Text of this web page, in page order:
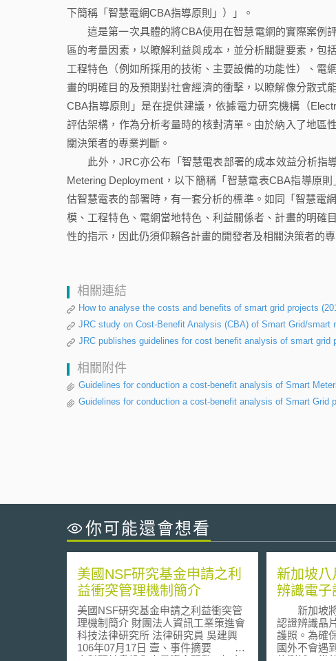
下簡稱「智慧電網CBA指導原則」）」。
這是第一次具體的將CBA使用在智慧電網的實際案例
區的考量因素，以瞭解利益與成本，並分析關鍵要素，包
工程特色（例如所採用的技術、主要設備的功能性）、電
畫的明確目的及預期對社會經濟的衝擊，以瞭解像分散式
CBA指導原則」是在提供建議，依據電力研究機構（
評估架構，作為分析考量時的核對清單。由於納入了地區
關決策者的專業判斷。
此外，JRC亦公布「智慧電表部署的成本效益分析指導
Metering Deployment，以下簡稱「智慧電表CBA指導原
估智慧電表的部署時，有一套分析的標準。如同「智慧電
模、工程特色、電網當地特色、利益關係者、計畫的明確
性的指示，因此仍須仰賴各計畫的開發者及相關決策者的
相關連結
How to analyse the costs and benefits of smart grid projects
JRC study on Cost-Benefit Analysis (CBA) of Smart Grid/smart
JRC publishes guidelines for cost benefit analysis of smart grid
相關附件
Guidelines for conduction a cost-benefit analysis of Smart
Guidelines for conduction a cost-benefit analysis of Smart Grid
你可能還會想看
美國NSF研究基金申請之利
益衝突管理機制簡介
美國NSF研究基金申請之利益衝突管
理機制簡介 財團法人資訊工業策進會
科技法律研究所 法律研究員 吳建興
106年07月17日 壹、事件摘要 國
新加坡八
辨識電子
新加坡將
認證辨識晶
護照。為確
國外不會遇